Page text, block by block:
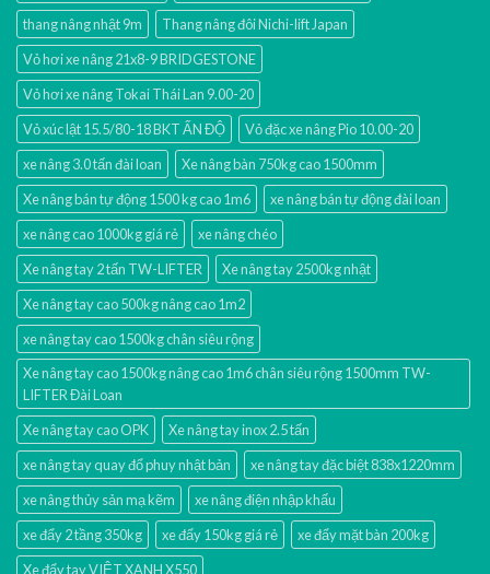
thang nâng nhật 9m
Thang nâng đôi Nichi-lift Japan
Vỏ hơi xe nâng 21x8-9 BRIDGESTONE
Vỏ hơi xe nâng Tokai Thái Lan 9.00-20
Vỏ xúc lật 15.5/80-18 BKT ẤN ĐỘ
Vỏ đặc xe nâng Pio 10.00-20
xe nâng 3.0 tấn đài loan
Xe nâng bàn 750kg cao 1500mm
Xe nâng bán tự động 1500 kg cao 1m6
xe nâng bán tự động đài loan
xe nâng cao 1000kg giá rẻ
xe nâng chéo
Xe nâng tay 2 tấn TW-LIFTER
Xe nâng tay 2500kg nhật
Xe nâng tay cao 500kg nâng cao 1m2
xe nâng tay cao 1500kg chân siêu rộng
Xe nâng tay cao 1500kg nâng cao 1m6 chân siêu rộng 1500mm TW-
LIFTER Đài Loan
Xe nâng tay cao OPK
Xe nâng tay inox 2.5 tấn
xe nâng tay quay đổ phuy nhật bản
xe nâng tay đặc biệt 838x1220mm
xe nâng thủy sản mạ kẽm
xe nâng điện nhập khấu
xe đẩy 2 tầng 350kg
xe đẩy 150kg giá rẻ
xe đẩy mặt bàn 200kg
Xe đẩy tay VIỆT XANH X550